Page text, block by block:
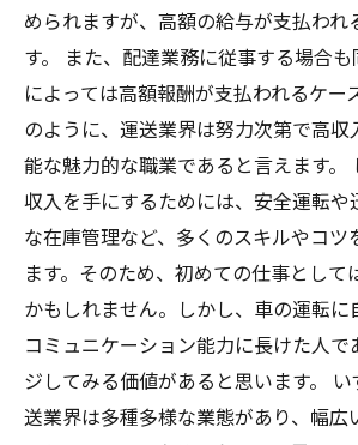
められますが、高額の給与が支払われ
す。 また、配達業務に従事する場合
によっては高額報酬が支払われるケー
のように、運送業界は努力次第で高
能な魅力的な職業であると言えます。
収入を手にするためには、安全運転や
な在庫管理など、多くのスキルやコツ
ます。そのため、初めての仕事として
かもしれません。しかし、車の運転に
コミュニケーション能力に長けた人で
ジしてみる価値があると思います。
送業界は多種多様な業態があり、幅広